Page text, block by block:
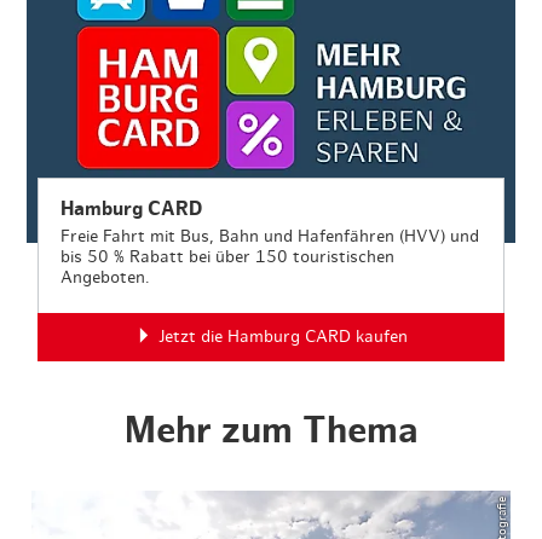
Hamburg CARD
Freie Fahrt mit Bus, Bahn und Hafenfähren (HVV) und
bis 50 % Rabatt bei über 150 touristischen
Angeboten.
Jetzt die Hamburg CARD kaufen
Mehr zum Thema